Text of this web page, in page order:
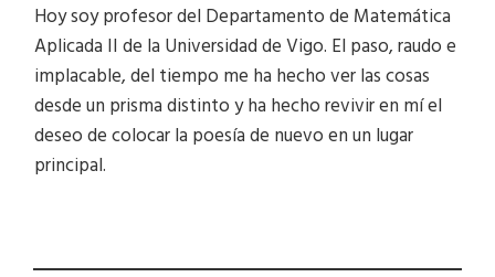
Hoy soy profesor del Departamento de Matemática
Aplicada II de la Universidad de Vigo. El paso, raudo e
implacable, del tiempo me ha hecho ver las cosas
desde un prisma distinto y ha hecho revivir en mí el
deseo de colocar la poesía de nuevo en un lugar
principal.